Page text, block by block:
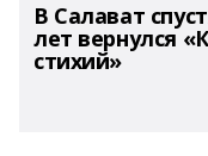
В Салават
лет вернулся
стихий»